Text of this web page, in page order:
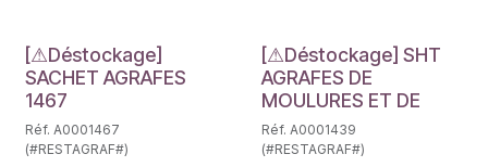
Déstockage
[⚠Déstockage]
SACHET AGRAFES
1467
Réf. A0001467
(#RESTAGRAF#)
Déstockage
[⚠Déstockage] SHT
AGRAFES DE
MOULURES ET DE
Réf. A0001439
(#RESTAGRAF#)